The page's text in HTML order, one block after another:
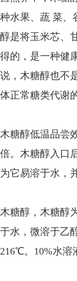
种水果、蔬 菜、
醇是将玉米芯、
得的，是一种健
说，木糖醇也不
体正常糖类代谢
木糖醇低温品尝
倍。木糖醇入口
为它易溶于水，
木糖醇，木糖醇
于水，微溶于乙
216℃。10%水溶